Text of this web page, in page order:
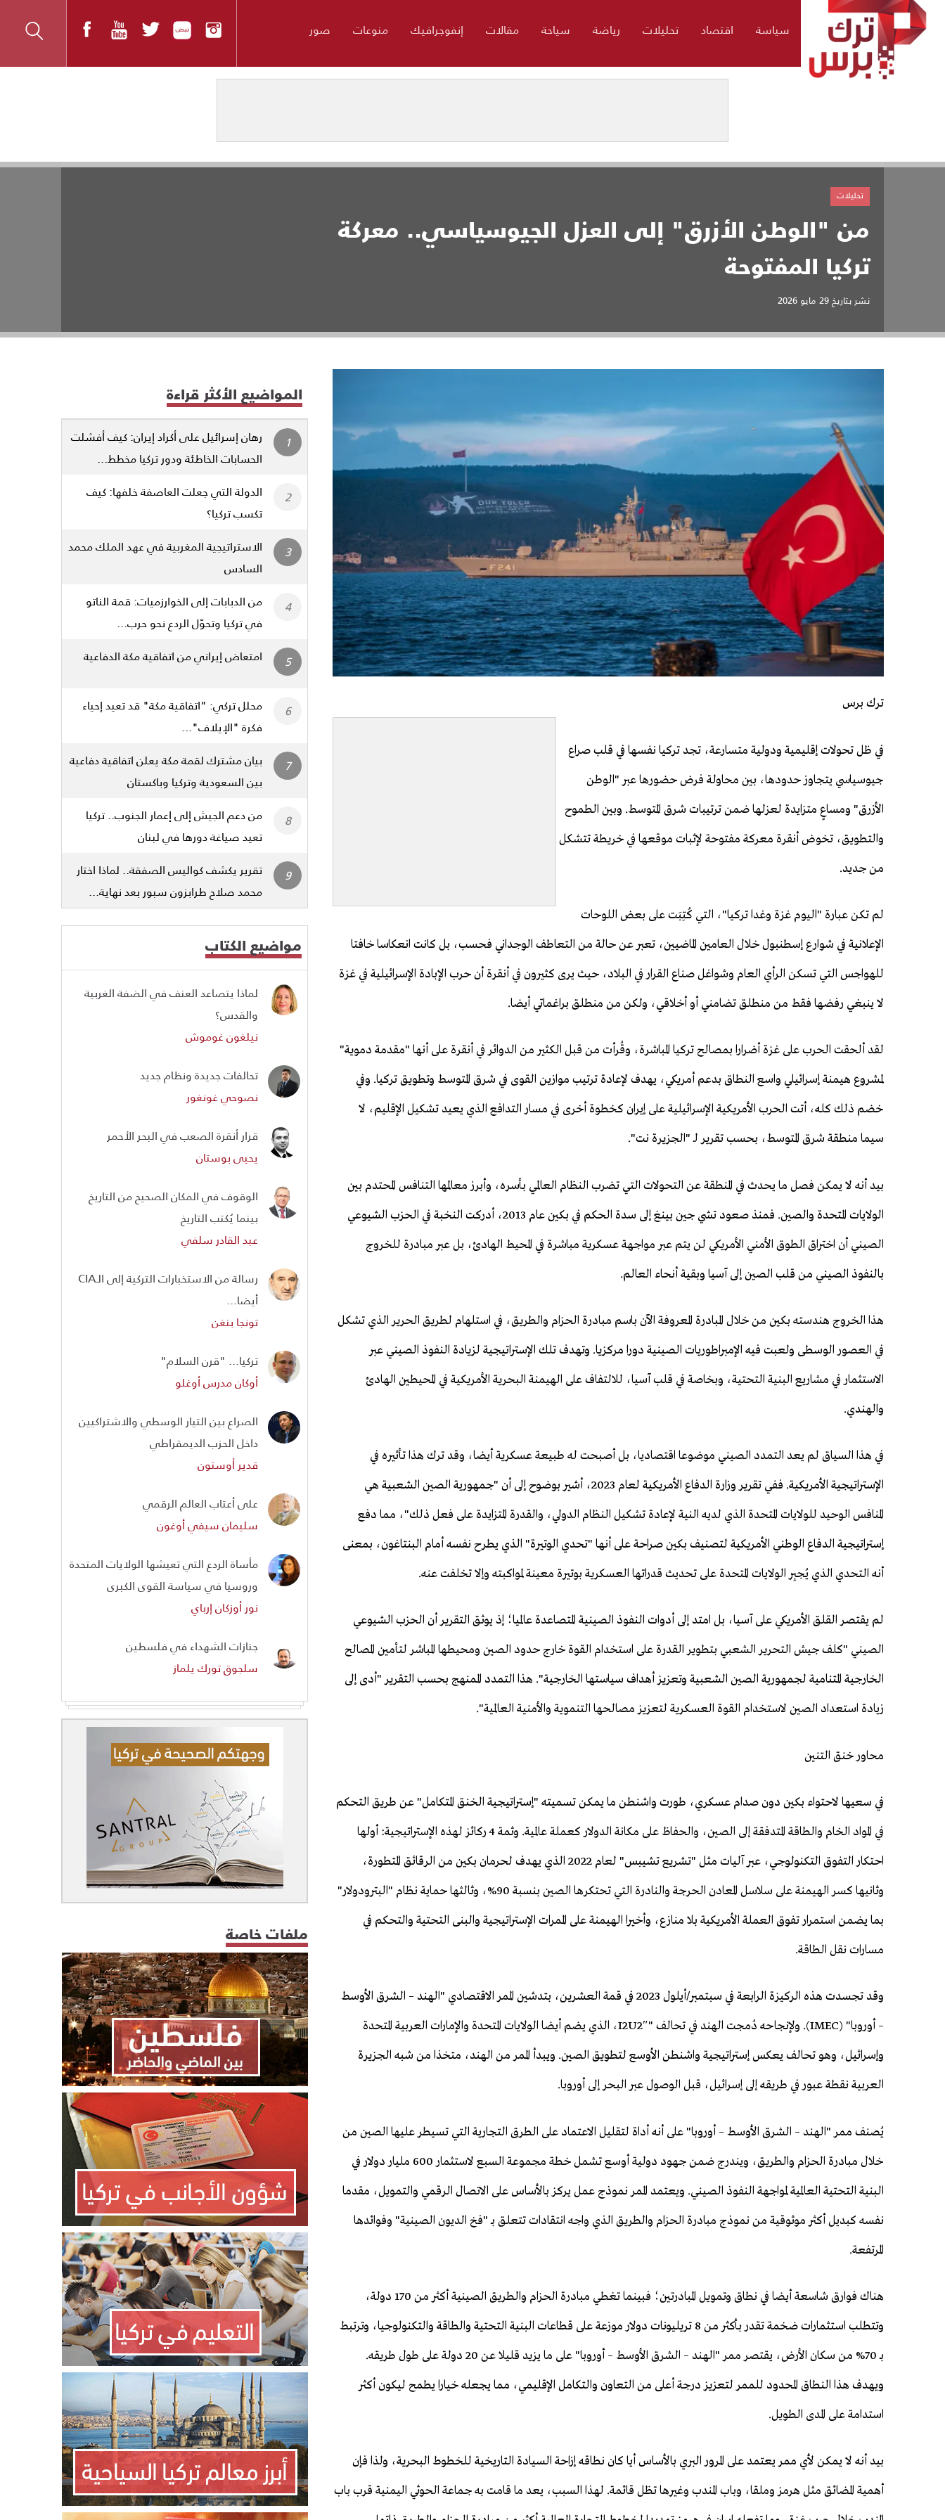
سياسة اقتصاد تحليلات رياضة سياحة مقالات إنفوجرافيك منوعات صور
من "الوطن الأزرق" إلى العزل الجيوسياسي.. معركة
تركيا المفتوحة
نشر بتاريخ29 مايو 2026
تحليلات
ترك برس
في ظل تحولات إقليمية ودولية متسارعة، تجد تركيا نفسها في قلب صراع
جيوسياسي يتجاوز حدودها، بين محاولة فرض حضورها عبر "الوطن
الأزرق" ومساعٍ متزايدة لعزلها ضمن ترتيبات شرق المتوسط. وبين الطموح
والتطويق، تخوض أنقرة معركة مفتوحة لإثبات موقعها في خريطة تتشكل
من جديد.
لم تكن عبارة "اليوم غزة وغدا تركيا"، التي كُتِبَت على بعض اللوحات
الإعلانية في شوارع إسطنبول خلال العامين الماضيين، تعبر عن حالة من التعاطف الوجداني فحسب، بل كانت انعكاسا خافتا
للهواجس التي تسكن الرأي العام وشواغل صناع القرار في البلاد، حيث يرى كثيرون في أنقرة أن حرب الإبادة الإسرائيلية في غزة
لا ينبغي رفضها فقط من منطلق تضامني أو أخلاقي، ولكن من منطلق براغماتي أيضا.
لقد ألحقت الحرب على غزة أضرارا بمصالح تركيا المباشرة، وقُرأت من قبل الكثير من الدوائر في أنقرة على أنها "مقدمة دموية"
لمشروع هيمنة إسرائيلي واسع النطاق بدعم أمريكي، يهدف لإعادة ترتيب موازين القوى في شرق المتوسط وتطويق تركيا. وفي
خضم ذلك كله، أتت الحرب الأمريكية الإسرائيلية على إيران كخطوة أخرى في مسار التدافع الذي يعيد تشكيل الإقليم، لا
سيما منطقة شرق المتوسط، بحسب تقرير لـ "الجزيرة نت".
بيد أنه لا يمكن فصل ما يحدث في المنطقة عن التحولات التي تضرب النظام العالمي بأسره، وأبرز معالمها التنافس المحتدم بين
الولايات المتحدة والصين. فمنذ صعود تشي جين بينغ إلى سدة الحكم في بكين عام 2013، أدركت النخبة في الحزب الشيوعي
الصيني أن اختراق الطوق الأمني الأمريكي لن يتم عبر مواجهة عسكرية مباشرة في المحيط الهادئ، بل عبر مبادرة للخروج
بالنفوذ الصيني من قلب الصين إلى آسيا وبقية أنحاء العالم.
هذا الخروج هندسته بكين من خلال المبادرة المعروفة الآن باسم مبادرة الحزام والطريق، في استلهام لطريق الحرير الذي تشكل
في العصور الوسطى ولعبت فيه الإمبراطوريات الصينية دورا مركزيا. وتهدف تلك الإستراتيجية لزيادة النفوذ الصيني عبر
الاستثمار في مشاريع البنية التحتية، وبخاصة في قلب آسيا، للالتفاف على الهيمنة البحرية الأمريكية في المحيطين الهادئ
والهندي.
في هذا السياق لم يعد التمدد الصيني موضوعا اقتصاديا، بل أصبحت له طبيعة عسكرية أيضا، وقد ترك هذا تأثيره في
الإستراتيجية الأمريكية. ففي تقرير وزارة الدفاع الأمريكية لعام 2023، أشير بوضوح إلى أن "جمهورية الصين الشعبية هي
المنافس الوحيد للولايات المتحدة الذي لديه النية لإعادة تشكيل النظام الدولي، والقدرة المتزايدة على فعل ذلك"، مما دفع
إستراتيجية الدفاع الوطني الأمريكية لتصنيف بكين صراحة على أنها "تحدي الوتيرة" الذي يطرح نفسه أمام البنتاغون، بمعنى
أنه التحدي الذي يُجبِر الولايات المتحدة على تحديث قدراتها العسكرية بوتيرة معينة لمواكبته وإلا تخلفت عنه.
لم يقتصر القلق الأمريكي على آسيا، بل امتد إلى أدوات النفوذ الصينية المتصاعدة عالميا؛ إذ يوثق التقرير أن الحزب الشيوعي
الصيني "كلف جيش التحرير الشعبي بتطوير القدرة على استخدام القوة خارج حدود الصين ومحيطها المباشر لتأمين المصالح
الخارجية المتنامية لجمهورية الصين الشعبية وتعزيز أهداف سياستها الخارجية". هذا التمدد الممنهج بحسب التقرير "أدى إلى
زيادة استعداد الصين لاستخدام القوة العسكرية لتعزيز مصالحها التنموية والأمنية العالمية".
محاور خنق التنين
في سعيها لاحتواء بكين دون صدام عسكري، طورت واشنطن ما يمكن تسميته "إستراتيجية الخنق المتكامل" عن طريق التحكم
في المواد الخام والطاقة المتدفقة إلى الصين، والحفاظ على مكانة الدولار كعملة عالمية. وثمة 4 ركائز لهذه الإستراتيجية: أولها
احتكار التفوق التكنولوجي، عبر آليات مثل "تشريع تشيبس" لعام 2022 الذي يهدف لحرمان بكين من الرقائق المتطورة،
وثانيها كسر الهيمنة على سلاسل المعادن الحرجة والنادرة التي تحتكرها الصين بنسبة 90%، وثالثها حماية نظام "البترودولار"
بما يضمن استمرار تفوق العملة الأمريكية بلا منازع، وأخيرا الهيمنة على الممرات الإستراتيجية والبنى التحتية والتحكم في
مسارات نقل الطاقة.
وقد تجسدت هذه الركيزة الرابعة في سبتمبر/أيلول 2023 في قمة العشرين، بتدشين الممر الاقتصادي "الهند – الشرق الأوسط
– أوروبا" (IMEC). ولإنجاحه دُمجت الهند في تحالف "I2U2″، الذي يضم أيضا الولايات المتحدة والإمارات العربية المتحدة
وإسرائيل، وهو تحالف يعكس إستراتيجية واشنطن الأوسع لتطويق الصين. ويبدأ الممر من الهند، متخذا من شبه الجزيرة
العربية نقطة عبور في طريقه إلى إسرائيل، قبل الوصول عبر البحر إلى أوروبا.
يُصنف ممر "الهند – الشرق الأوسط – أوروبا" على أنه أداة لتقليل الاعتماد على الطرق التجارية التي تسيطر عليها الصين من
خلال مبادرة الحزام والطريق، ويندرج ضمن جهود دولية أوسع تشمل خطة مجموعة السبع لاستثمار 600 مليار دولار في
البنية التحتية العالمية لمواجهة النفوذ الصيني. ويعتمد الممر نموذج عمل يركز بالأساس على الاتصال الرقمي والتمويل، مقدما
نفسه كبديل أكثر موثوقية من نموذج مبادرة الحزام والطريق الذي واجه انتقادات تتعلق بـ "فخ الديون الصينية" وفوائدها
المرتفعة.
هناك فوارق شاسعة أيضا في نطاق وتمويل المبادرتين؛ فبينما تغطي مبادرة الحزام والطريق الصينية أكثر من 170 دولة،
وتتطلب استثمارات ضخمة تقدر بأكثر من 8 تريليونات دولار موزعة على قطاعات البنية التحتية والطاقة والتكنولوجيا، وترتبط
بـ 70% من سكان الأرض، يقتصر ممر "الهند – الشرق الأوسط – أوروبا" على ما يزيد قليلا عن 20 دولة على طول طريقه.
ويهدف هذا النطاق المحدود للممر لتعزيز درجة أعلى من التعاون والتكامل الإقليمي، مما يجعله خيارا يطمح ليكون أكثر
استدامة على المدى الطويل.
بيد أنه لا يمكن لأي ممر يعتمد على المرور البري بالأساس أيا كان نطاقه إزاحة السيادة التاريخية للخطوط البحرية، ولذا فإن
أهمية المضائق مثل هرمز وملقا، وباب المندب وغيرها تظل قائمة. لهذا السبب، يعد ما قامت به جماعة الحوثي اليمنية قرب باب
المواضيع الأكثر قراءة
رهان إسرائيل على أكراد إيران: كيف أفشلت
الحسابات الخاطئة ودور تركيا مخطط...
الدولة التي جعلت العاصفة خلفها: كيف
تكسب تركيا؟
الاستراتيجية المغربية في عهد الملك محمد
السادس
من الدبابات إلى الخوارزميات: قمة الناتو
في تركيا وتحوّل الردع نحو حرب...
امتعاض إيراني من اتفاقية مكة الدفاعية
محلل تركي: "اتفاقية مكة" قد تعيد إحياء
فكرة "الإيلاف"...
بيان مشترك لقمة مكة يعلن اتفاقية دفاعية
بين السعودية وتركيا وباكستان
من دعم الجيش إلى إعمار الجنوب.. تركيا
تعيد صياغة دورها في لبنان
تقرير يكشف كواليس الصفقة.. لماذا اختار
محمد صلاح طرابزون سبور بعد نهاية...
مواضيع الكتاب
لماذا يتصاعد العنف في الضفة الغربية
والقدس؟
نيلغون غوموش
تحالفات جديدة ونظام جديد
نصوحي غونغور
قرار أنقرة الصعب في البحر الأحمر
يحيى بوستان
الوقوف في المكان الصحيح من التاريخ
بينما يُكتب التاريخ
عبد القادر سلفي
رسالة من الاستخبارات التركية إلى الـCIA
أيضا...
تونجا بنغن
تركيا... "قرن السلام"
أوكان مدرس أوغلو
الصراع بين التيار الوسطي والاشتراكيين
داخل الحزب الديمقراطي
قدير أوستون
على أعتاب العالم الرقمي
سليمان سيفي أوغون
مأساة الردع التي تعيشها الولايات المتحدة
وروسيا في سياسة القوى الكبرى
نور أوزكان إرباي
جنازات الشهداء في فلسطين
سلجوق تورك يلماز
ملفات خاصة